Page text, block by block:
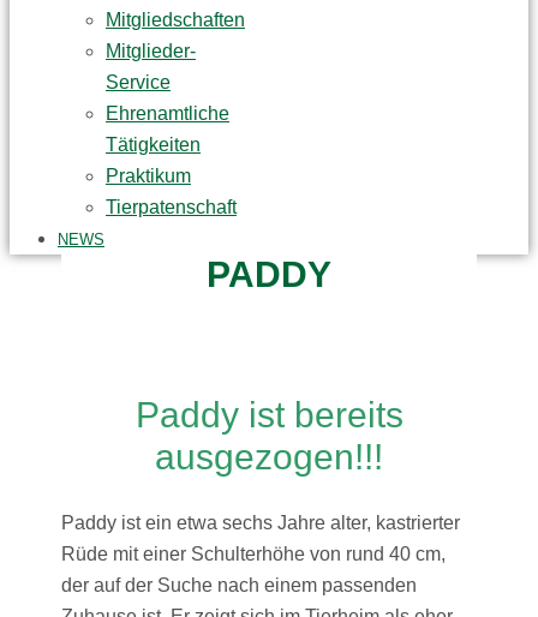
Mitgliedschaften
Mitglieder-
Service
Ehrenamtliche
Tätigkeiten
Praktikum
Tierpatenschaft
NEWS
PADDY
Paddy ist bereits
ausgezogen!!!
Paddy ist ein etwa sechs Jahre alter, kastrierter
Rüde mit einer Schulterhöhe von rund 40 cm,
der auf der Suche nach einem passenden